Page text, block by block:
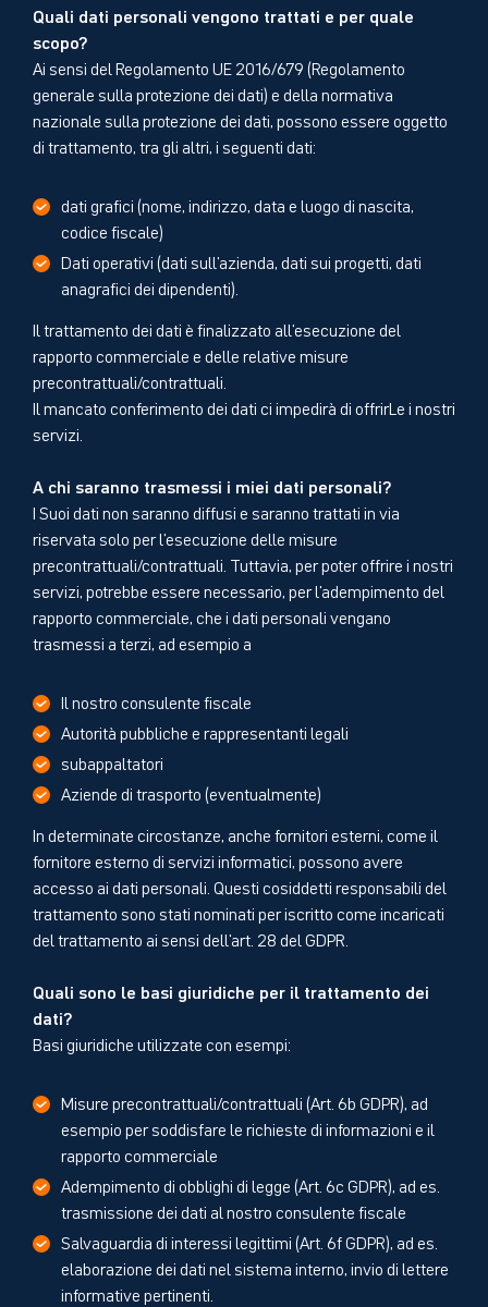
Quali dati personali vengono trattati e per quale
scopo?
Ai sensi del Regolamento UE 2016/679 (Regolamento
generale sulla protezione dei dati) e della normativa
nazionale sulla protezione dei dati, possono essere oggetto
di trattamento, tra gli altri, i seguenti dati:
dati grafici (nome, indirizzo, data e luogo di nascita,
codice fiscale)
Dati operativi (dati sull'azienda, dati sui progetti, dati
anagrafici dei dipendenti).
Il trattamento dei dati è finalizzato all'esecuzione del
rapporto commerciale e delle relative misure
precontrattuali/contrattuali.
Il mancato conferimento dei dati ci impedirà di offrirLe i nostri
servizi.
A chi saranno trasmessi i miei dati personali?
I Suoi dati non saranno diffusi e saranno trattati in via
riservata solo per l'esecuzione delle misure
precontrattuali/contrattuali. Tuttavia, per poter offrire i nostri
servizi, potrebbe essere necessario, per l'adempimento del
rapporto commerciale, che i dati personali vengano
trasmessi a terzi, ad esempio a
Il nostro consulente fiscale
Autorità pubbliche e rappresentanti legali
subappaltatori
Aziende di trasporto (eventualmente)
In determinate circostanze, anche fornitori esterni, come il
fornitore esterno di servizi informatici, possono avere
accesso ai dati personali. Questi cosiddetti responsabili del
trattamento sono stati nominati per iscritto come incaricati
del trattamento ai sensi dell'art. 28 del GDPR.
Quali sono le basi giuridiche per il trattamento dei
dati?
Basi giuridiche utilizzate con esempi:
Misure precontrattuali/contrattuali (Art. 6b GDPR), ad
esempio per soddisfare le richieste di informazioni e il
rapporto commerciale
Adempimento di obblighi di legge (Art. 6c GDPR), ad es.
trasmissione dei dati al nostro consulente fiscale
Salvaguardia di interessi legittimi (Art. 6f GDPR), ad es.
elaborazione dei dati nel sistema interno, invio di lettere
informative pertinenti.